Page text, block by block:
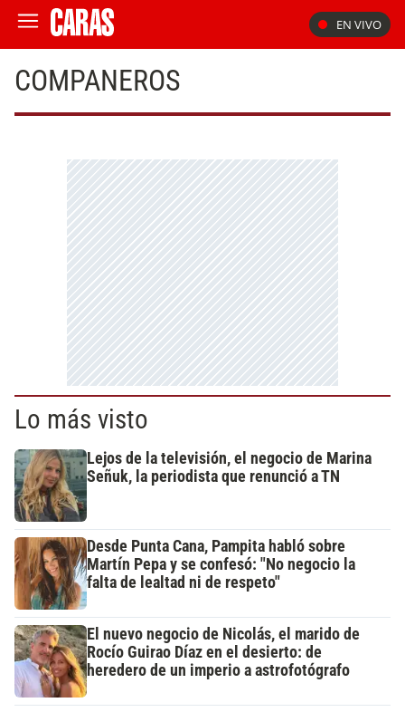
EN VIVO
COMPANEROS
Lo más visto
Lejos de la televisión, el negocio de Marina
Señuk, la periodista que renunció a TN
Desde Punta Cana, Pampita habló sobre
Martín Pepa y se confesó: "No negocio la
falta de lealtad ni de respeto"
El nuevo negocio de Nicolás, el marido de
Rocío Guirao Díaz en el desierto: de
heredero de un imperio a astrofotógrafo